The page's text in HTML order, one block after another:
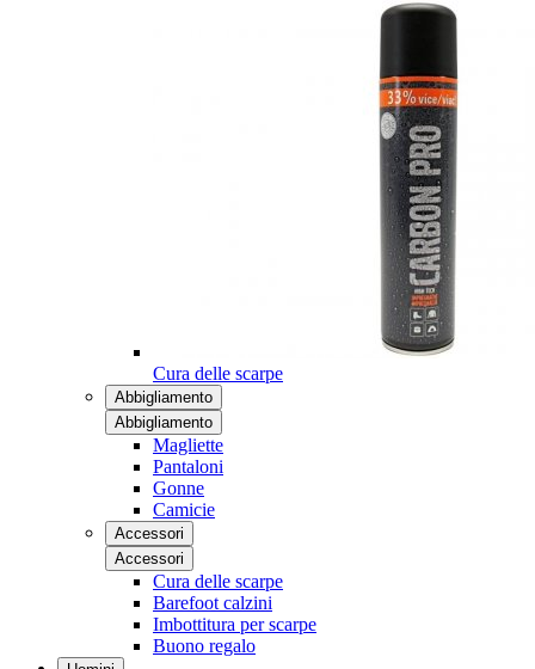
Cura delle scarpe
Abbigliamento
Abbigliamento
Magliette
Pantaloni
Gonne
Camicie
Accessori
Accessori
Cura delle scarpe
Barefoot calzini
Imbottitura per scarpe
Buono regalo